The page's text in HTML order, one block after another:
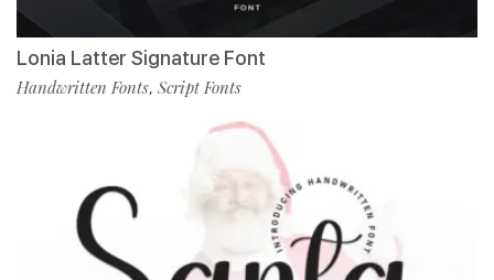
Lonia Latter Signature Font
Handwritten Fonts, Script Fonts